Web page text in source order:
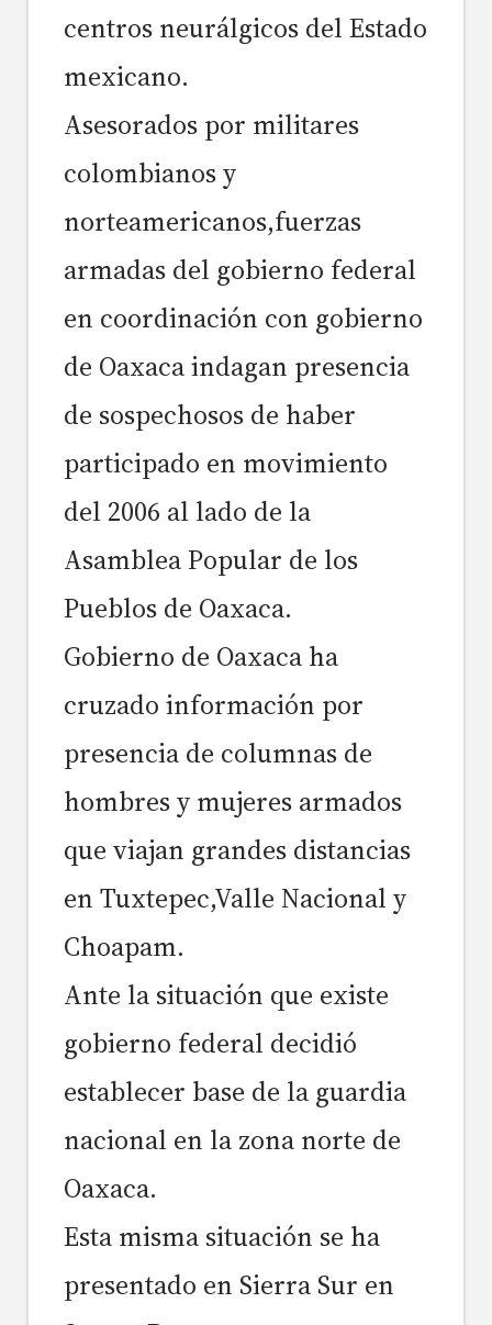
centros neurálgicos del Estado
mexicano.
Asesorados por militares
colombianos y
norteamericanos,fuerzas
armadas del gobierno federal
en coordinación con gobierno
de Oaxaca indagan presencia
de sospechosos de haber
participado en movimiento
del 2006 al lado de la
Asamblea Popular de los
Pueblos de Oaxaca.
Gobierno de Oaxaca ha
cruzado información por
presencia de columnas de
hombres y mujeres armados
que viajan grandes distancias
en Tuxtepec,Valle Nacional y
Choapam.
Ante la situación que existe
gobierno federal decidió
establecer base de la guardia
nacional en la zona norte de
Oaxaca.
Esta misma situación se ha
presentado en Sierra Sur en